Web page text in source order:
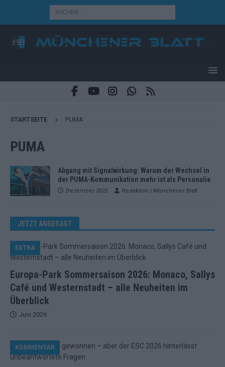
STARTSEITE PUMA
PUMA
Abgang mit Signalwirkung: Warum der Wechsel in
der PUMA-Kommunikation mehr ist als Personalie
Dezember 2025 Redaktion | Münchener Blatt
JETZT ANGESAGT
Europa-Park Sommersaison 2026: Monaco, Sallys
Café und Westernstadt – alle Neuheiten im
Überblick
EXTRA
Juni 2026
KOMMENTAR